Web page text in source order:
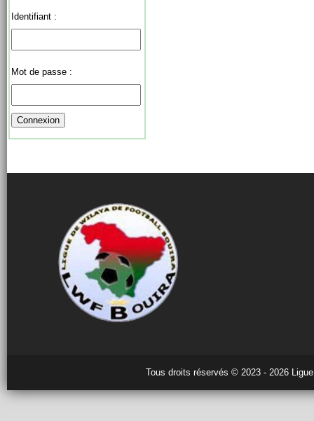
Identifiant :
Mot de passe :
Tous droits réservés © 2023 - 2026